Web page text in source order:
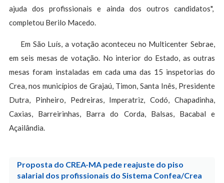
ajuda dos profissionais e ainda dos outros candidatos",
completou Berilo Macedo.
Em São Luís, a votação aconteceu no Multicenter Sebrae,
em seis mesas de votação. No interior do Estado, as outras
mesas foram instaladas em cada uma das 15 inspetorias do
Crea, nos municípios de Grajaú, Timon, Santa Inês, Presidente
Dutra, Pinheiro, Pedreiras, Imperatriz, Codó, Chapadinha,
Caxias, Barreirinhas, Barra do Corda, Balsas, Bacabal e
Açailândia.
Proposta do CREA-MA pede reajuste do piso
salarial dos profissionais do Sistema Confea/Crea